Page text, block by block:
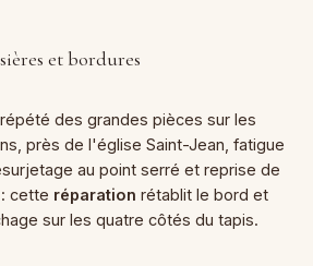
et bordures
des grandes pièces sur les
près de l'église Saint-Jean, fatigue
au point serré et reprise de
cette réparation rétablit le bord et
sur les quatre côtés du tapis.